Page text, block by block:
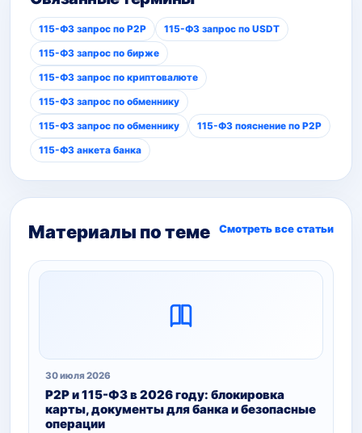
115-ФЗ запрос по P2P 115-ФЗ запрос по USDT
115-ФЗ запрос по бирже
115-ФЗ запрос по криптовалюте
115-ФЗ запрос по обменнику
115-ФЗ запрос по обменнику 115-ФЗ пояснение по P2P
115-ФЗ анкета банка
Материалы по теме Смотреть все статьи
30 июля 2026
P2P и 115-ФЗ в 2026 году: блокировка
карты, документы для банка и безопасные
операции